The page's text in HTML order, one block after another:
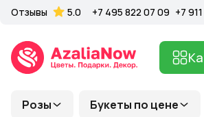
Розы Букеты по цене
Отзывы 5.0 +7 495 822 07 09 +7